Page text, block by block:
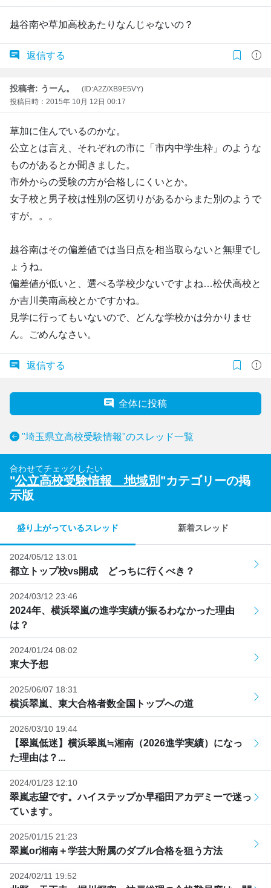
越谷南や草加高校あたりなんじゃないの？
返信する
投稿者: うーん。
(ID:A2Z/XB9E5VY)
投稿日時：2015年 10月 12日 00:17
草加に住んでいるのかな。
公立とは言え、それぞれの市に「市内中学生枠」のような
ものがあるとか聞きました。
市外からの受験の方が合格しにくいとか。
女子校と男子校は性別の区切りがあるからまた別のようで
すが。。。
越谷南はその偏差値では当日点を相当取らないと無理でし
ょうね。
偏差値が低いと、選べる学校少ないですよね…松伏高校と
か吉川美南高校とかですかね。
見学に行ってもいないので、どんな学校かは分かりませ
ん。ごめんなさい。
返信する
全体に投稿
"埼玉県立高校受験情報"のスレッド一覧
合わせてチェックしたい
"公立高校受験情報 地域別 "カテゴリーの掲
示版
盛り上がっているスレッド 新着スレッド
2024/05/12 13:01
都立トップ校vs開成 どっちに行くべき？
2024/03/12 23:46
2024年、横浜翠嵐の進学実績が振るわなかった理由
は？
2024/01/24 08:02
東大予想
2025/06/07 18:31
横浜翠嵐、東大合格者数全国トップへの道
2026/03/10 19:44
【翠嵐低迷】横浜翠嵐≒湘南（2026進学実績）になっ
た理由は？...
2024/01/23 12:10
翠嵐志望です。ハイステップか早稲田アカデミーで迷っ
ています。
2025/01/15 21:23
翠嵐or湘南＋学芸大附属のダブル合格を狙う方法
2024/02/11 19:52